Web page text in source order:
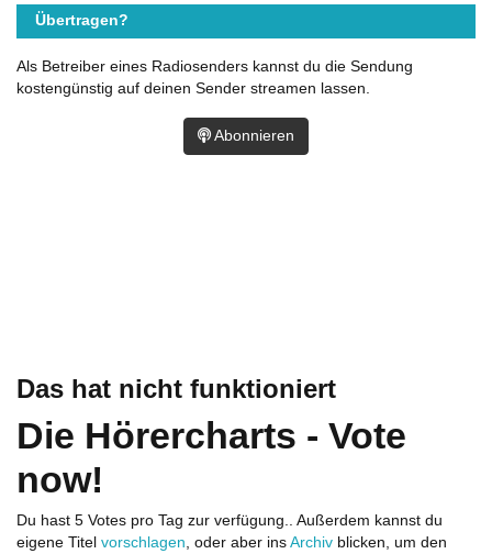
Das hat nicht funktioniert
Die Hörercharts - Vote
now!
Du hast 5 Votes pro Tag zur verfügung.. Außerdem kannst du
eigene Titel vorschlagen, oder aber ins Archiv blicken, um den
Übertragen?
Als Betreiber eines Radiosenders kannst du die Sendung
kostengünstig auf deinen Sender streamen lassen.
Abonnieren